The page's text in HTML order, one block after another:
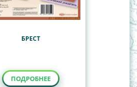
БРЕСТ
ПОДРОБНЕЕ